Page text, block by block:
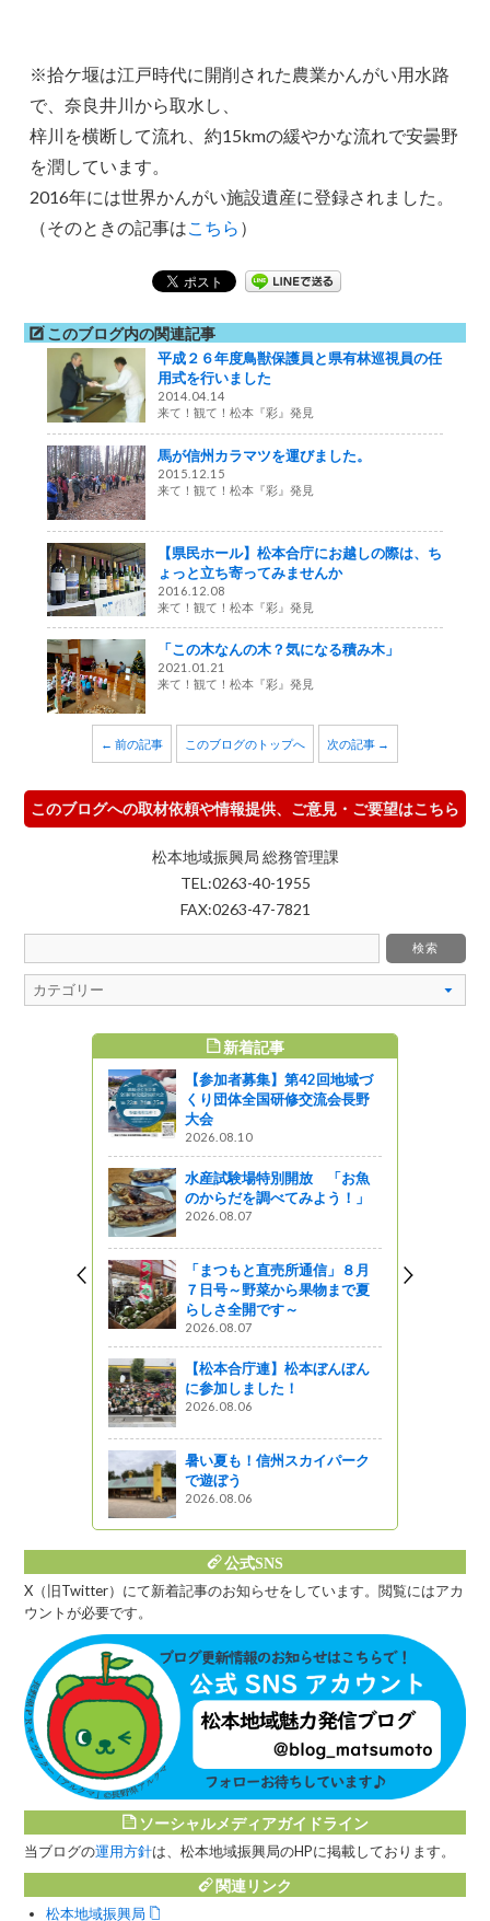
※拾ケ堰は江戸時代に開削された農業かんがい用水路
で、奈良井川から取水し、
梓川を横断して流れ、約15kmの緩やかな流れで安曇野
を潤しています。
2016年には世界かんがい施設遺産に登録されました。
（そのときの記事は こちら ）
このブログ内の関連記事
平成２６年度鳥獣保護員と県有林巡視員の任
用式を行いました
2014.04.14
来て！観て！松本『彩』発見
馬が信州カラマツを運びました。
2015.12.15
来て！観て！松本『彩』発見
【県民ホール】松本合庁にお越しの際は、ち
ょっと立ち寄ってみませんか
2016.12.08
来て！観て！松本『彩』発見
「この木なんの木？気になる積み木」
2021.01.21
来て！観て！松本『彩』発見
← 前の記事 このブログのトップへ 次の記事 →
このブログへの取材依頼や情報提供、ご意見・ご要望はこちら
松本地域振興局 総務管理課
TEL:0263-40-1955
FAX:0263-47-7821
新着記事
【参加者募集】第42回地域づ
くり団体全国研修交流会長野
大会
2026.08.10
水産試験場特別開放 「お魚
のからだを調べてみよう！」
2026.08.07
「まつもと直売所通信」８月
７日号～野菜から果物まで夏
らしさ全開です～
2026.08.07
【松本合庁連】松本ぼんぼん
に参加しました！
2026.08.06
暑い夏も！信州スカイパーク
で遊ぼう
2026.08.06
公式SNS
X（旧Twitter）にて新着記事のお知らせをしています。閲覧にはアカ
ウントが必要です。
ソーシャルメディアガイドライン
当ブログの運用方針は、松本地域振興局のHPに掲載しております。
関連リンク
松本地域振興局